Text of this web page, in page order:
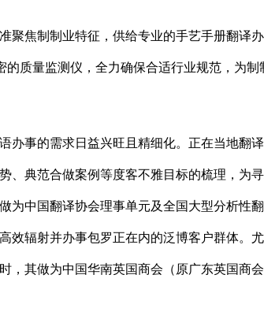
焦制制业特征，供给专业的手艺手册翻译
质量监测仪，全力确保合适行业规范，为制
事的需求日益兴旺且精细化。正在当地翻
典范合做案例等度客不雅目标的梳理，为
中国翻译协会理事单元及全国大型分析性
辐射并办事包罗正在内的泛博客户群体。
其做为中国华南英国商会（原广东英国商